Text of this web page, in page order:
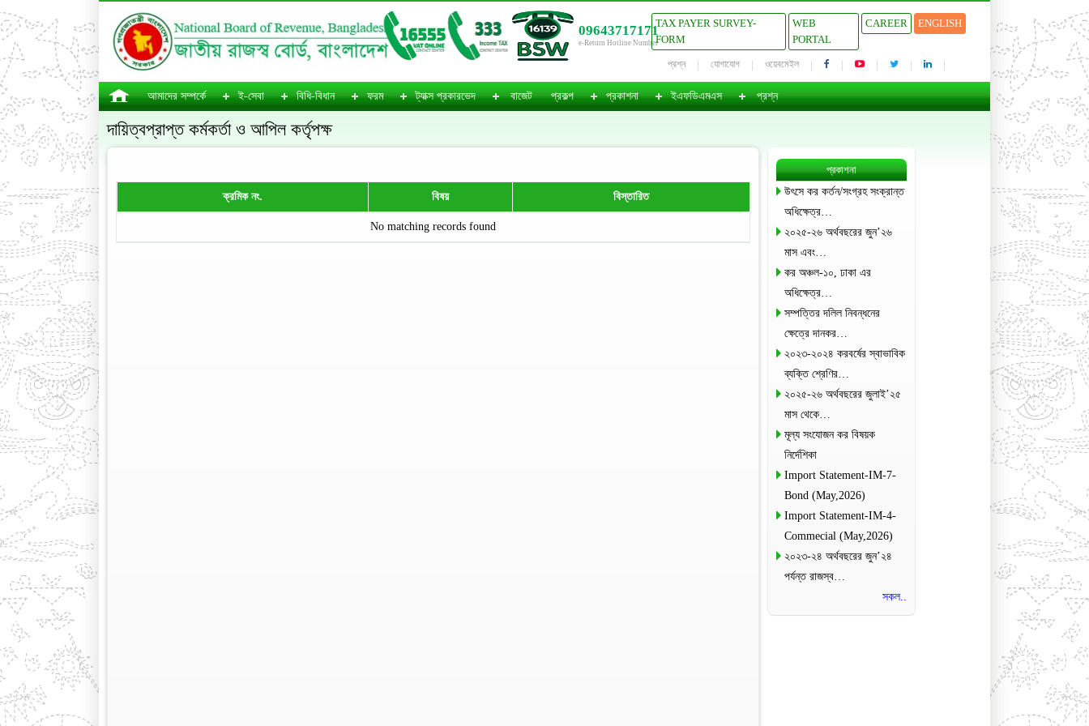
09643717171
e-Return Hotline Number
TAX PAYER SURVEY-
FORM
WEB
PORTAL
CAREER ENGLISH
প্রশ্ন যোগাযোগ ওয়েবমেইল
আমাদের সম্পর্কে ই-সেবা বিধি-বিধান ফরম ট্যাক্স প্রকারভেদ বাজেট প্রকল্প প্রকাশনা ইএফডিএমএস প্রশ্ন
দায়িত্বপ্রাপ্ত কর্মকর্তা ও আপিল কর্তৃপক্ষ
ক্রমিক নং. বিষয় বিস্তারিত
No matching records found
প্রকাশনা
উৎসে কর কর্তন/সংগ্রহ সংক্রান্ত
অধিক্ষেত্র…
২০২৫-২৬ অর্থবছরের জুন’২৬
মাস এবং…
কর অঞ্চল-১০, ঢাকা এর
অধিক্ষেত্র…
সম্পত্তির দলিল নিবন্ধনের
ক্ষেত্রে দানকর…
২০২৩-২০২৪ করবর্ষের স্বাভাবিক
ব্যক্তি শ্রেণির…
২০২৫-২৬ অর্থবছরের জুলাই’২৫
মাস থেকে…
মূল্য সংযোজন কর বিষয়ক
নির্দেশিকা
Import Statement-IM-7-
Bond (May,2026)
Import Statement-IM-4-
Commecial (May,2026)
২০২৩-২৪ অর্থবছরের জুন’২৪
পর্যন্ত রাজস্ব…
সকল..